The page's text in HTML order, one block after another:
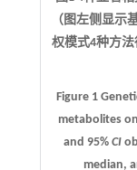
（图左侧显示
权模式4种方
Figure 1
metabolites
and 95% CI
median,